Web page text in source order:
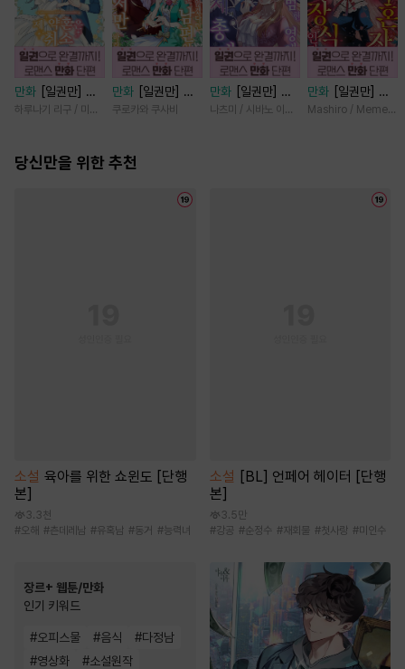
만화
[일권만] 제
약혼은 취소되었습
하루나기 리구 / 미즈메
만화
[일권만] 내
게 간섭하지 않겠
바라봅니다 [단행
쿠로카와 쿠사비
만화
[일권만] 모
든 것을 포기한 평
나츠미 / 시바노 이즈미
만화
[일권만] 실
례지만 약혼자님,
Mashiro / Memeko
당신만을 위한 추천
소설 육아를 위한 쇼윈도 [단행
본]
3.3천
#오해 #츤데레남 #유혹남 #동거 #능력녀
장르+ 웹툰/만화
인기 키워드
#오피스물 #음식 #다정남
#영상화 #소설원작
소설 [BL] 언페어 헤이터 [단행
본]
3.5만
#강공 #순정수 #재회물 #첫사랑 #미인수